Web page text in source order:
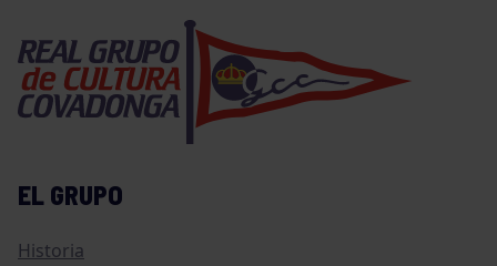
EL GRUPO
Historia